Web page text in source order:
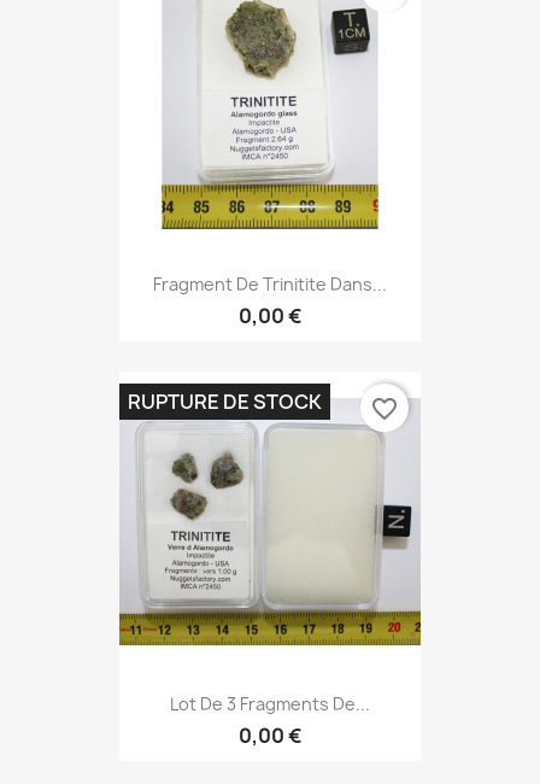
Fragment De Trinitite Dans...
0,00 €
Lot De 3 Fragments De...
0,00 €
RUPTURE DE STOCK favorite_border